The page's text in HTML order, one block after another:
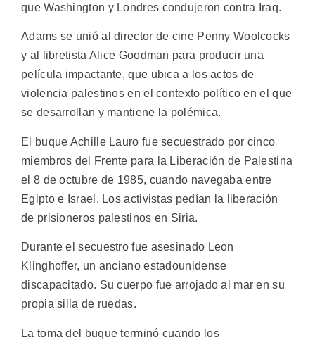
que Washington y Londres condujeron contra Iraq.
Adams se unió al director de cine Penny Woolcocks
y al libretista Alice Goodman para producir una
película impactante, que ubica a los actos de
violencia palestinos en el contexto político en el que
se desarrollan y mantiene la polémica.
El buque Achille Lauro fue secuestrado por cinco
miembros del Frente para la Liberación de Palestina
el 8 de octubre de 1985, cuando navegaba entre
Egipto e Israel. Los activistas pedían la liberación
de prisioneros palestinos en Siria.
Durante el secuestro fue asesinado Leon
Klinghoffer, un anciano estadounidense
discapacitado. Su cuerpo fue arrojado al mar en su
propia silla de ruedas.
La toma del buque terminó cuando los